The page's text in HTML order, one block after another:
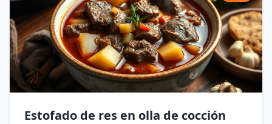
Estofado de res en olla de cocción